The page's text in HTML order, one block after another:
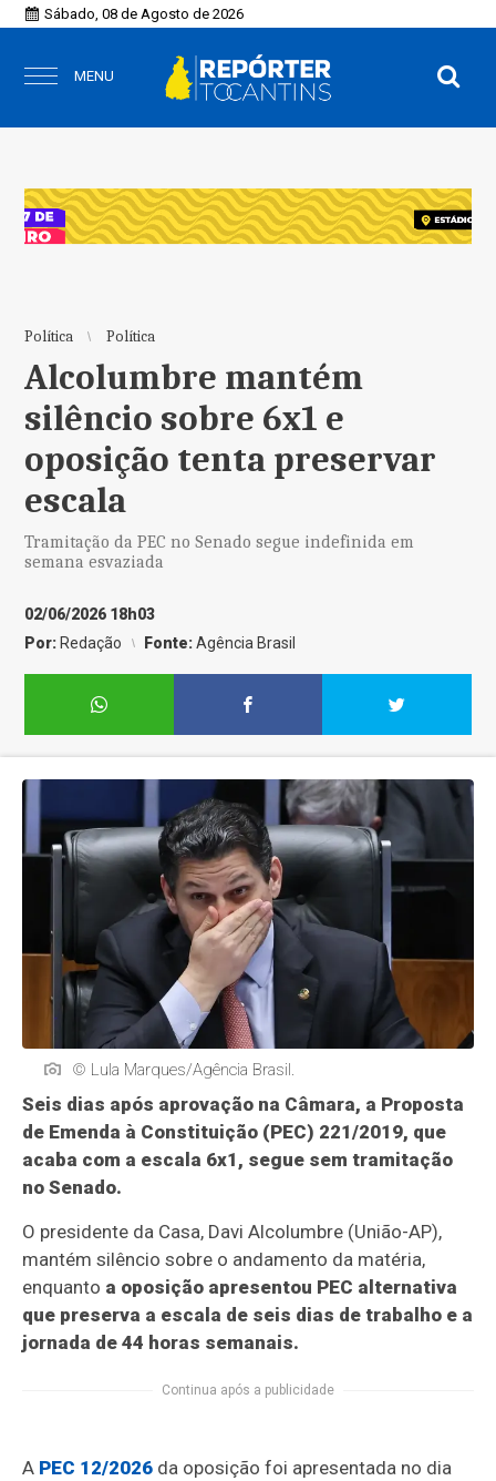
Sábado, 08 de Agosto de 2026
MENU
Política Política
Alcolumbre mantém
silêncio sobre 6x1 e
oposição tenta preservar
escala
Tramitação da PEC no Senado segue indefinida em
semana esvaziada
02/06/2026 18h03
Por: Redação Fonte:Agência Brasil
© Lula Marques/Agência Brasil.
Seis dias após aprovação na Câmara, a Proposta
de Emenda à Constituição (PEC) 221/2019, que
acaba com a escala 6x1, segue sem tramitação
no Senado.
O presidente da Casa, Davi Alcolumbre (União-AP),
mantém silêncio sobre o andamento da matéria,
enquanto a oposição apresentou PEC alternativa
que preserva a escala de seis dias de trabalho e a
jornada de 44 horas semanais.
Continua após a publicidade
A PEC 12/2026 da oposição foi apresentada no dia